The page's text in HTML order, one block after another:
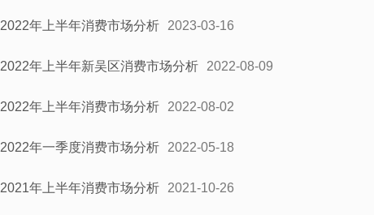
2022年上半年消费市场分析 2023-03-16
2022年上半年新吴区消费市场分析 2022-08-09
2022年上半年消费市场分析 2022-08-02
2022年一季度消费市场分析 2022-05-18
2021年上半年消费市场分析 2021-10-26